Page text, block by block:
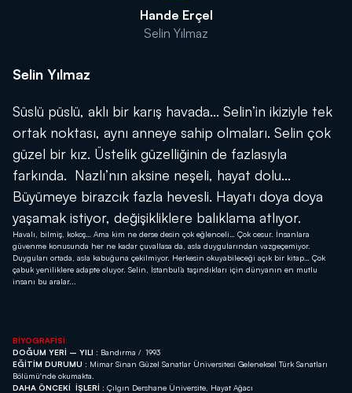
Hande Erçel
Selin Yılmaz
Selin Yılmaz
Süslü püslü, aklı bir karış havada... Selin’in ikiziyle tek
ortak noktası, aynı anneye sahip olmaları. Selin çok
güzel bir kız. Üstelik güzelliğinin de fazlasıyla
farkında. Nazlı’nın aksine neşeli, hayat dolu...
Büyümeye birazcık fazla hevesli. Hayatı doya doya
yaşamak istiyor, değişikliklere balıklama atlıyor.
Havalı, bilmiş, kokoş… Ama kim ne derse desin çok eğlenceli… Çok cesur. İnsanlara
güvenme konusunda her ne kadar çuvallasa da, asla duygularından vazgeçemiyor.
Duyguları ortada, asla kabuğuna çekilmiyor. Herkesin okuyabileceği açık bir kitap… Çok
çabuk yeniliklere adapte oluyor. Selin, İstanbul’a taşındıkları için dünyanın en mutlu
insanı bu aralar...
BİYOGRAFİSİ:
DOĞUM YERİ – YILI : Bandırma / 1993
EĞİTİM DURUMU : Mimar Sinan Güzel Sanatlar Üniversitesi Geleneksel Türk Sanatları
Bölümü'nde okumakta.
DAHA ÖNCEKİ İŞLERİ : Çılgın Dershane Üniversite, Hayat Ağacı